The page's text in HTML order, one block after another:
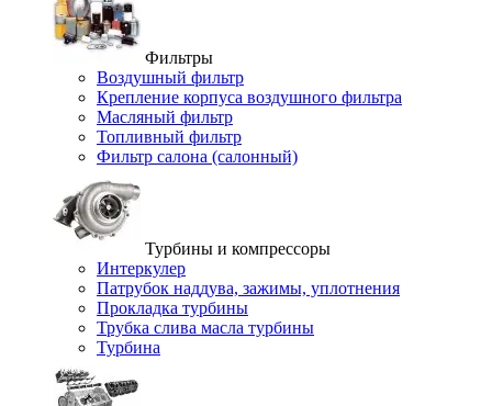
Фильтры
Воздушный фильтр
Крепление корпуса воздушного фильтра
Масляный фильтр
Топливный фильтр
Фильтр салона (салонный)
Турбины и компрессоры
Интеркулер
Патрубок наддува, зажимы, уплотнения
Прокладка турбины
Трубка слива масла турбины
Турбина